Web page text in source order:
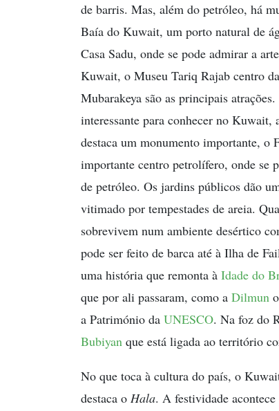
de barris. Mas, além do petróleo, há
Baía do Kuwait, um porto natural de
Casa Sadu, onde se pode admirar a
Kuwait, o Museu Tariq Rajab centro
Mubarakeya são as principais atrações.
interessante para conhecer no Kuwait,
destaca um monumento importante, o
importante centro petrolífero, onde se
de petróleo. Os jardins públicos dão
vitimado por tempestades de areia.
sobrevivem num ambiente desértico
pode ser feito de barca até à Ilha de
uma história que remonta à Idade do
que por ali passaram, como a Dilmun
a Património da UNESCO. Na foz do
Bubiyan que está ligada ao território
No que toca à cultura do país, o
destaca o Hala. A festividade acontece